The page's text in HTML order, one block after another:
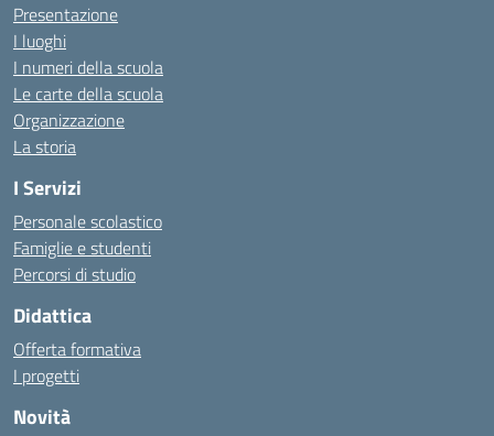
Presentazione
I luoghi
I numeri della scuola
Le carte della scuola
Organizzazione
La storia
I Servizi
Personale scolastico
Famiglie e studenti
Percorsi di studio
Didattica
Offerta formativa
I progetti
Novità